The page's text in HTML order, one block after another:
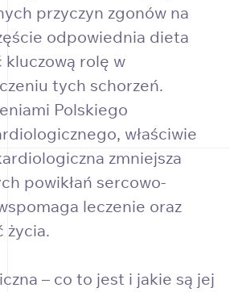
przyczyn zgonów na
odpowiednia dieta
rolę w
tych schorzeń.
Polskiego
właściwie
zmniejsza
powikłań sercowo-
leczenie oraz
życia.
– co to jest i jakie są jej